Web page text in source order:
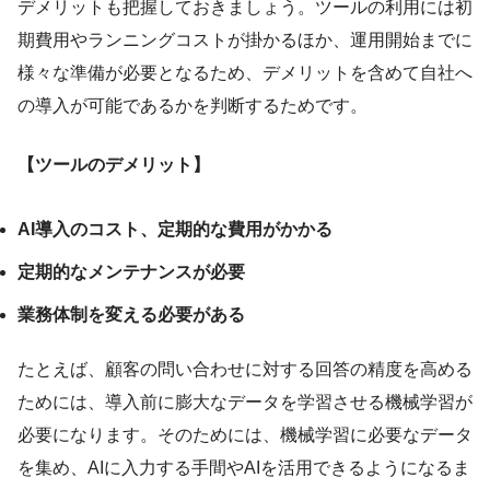
デメリットも把握しておきましょう。ツールの利用には初
期費用やランニングコストが掛かるほか、運用開始までに
様々な準備が必要となるため、デメリットを含めて自社へ
の導入が可能であるかを判断するためです。
【ツールのデメリット】
AI導入のコスト、定期的な費用がかかる
定期的なメンテナンスが必要
業務体制を変える必要がある
たとえば、顧客の問い合わせに対する回答の精度を高める
ためには、導入前に膨大なデータを学習させる機械学習が
必要になります。そのためには、機械学習に必要なデータ
を集め、AIに入力する手間やAIを活用できるようになるま